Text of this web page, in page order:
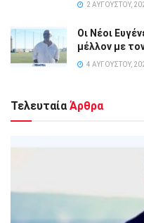
2 ΑΥΓΟΎΣΤΟΥ,
Οι Νέοι
μέλλον με
4 ΑΥΓΟΎΣΤΟΥ,
Τελευταία Άρθρα